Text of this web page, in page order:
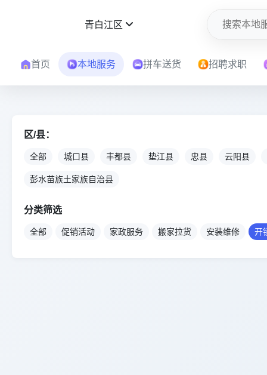
青白江区
首页 本地服务 拼车送货 招聘求职
区/县：
全部 城口县 丰都县 垫江县 忠县 云阳县
彭水苗族土家族自治县
分类筛选
全部 促销活动 家政服务 搬家拉货 安装维修 开